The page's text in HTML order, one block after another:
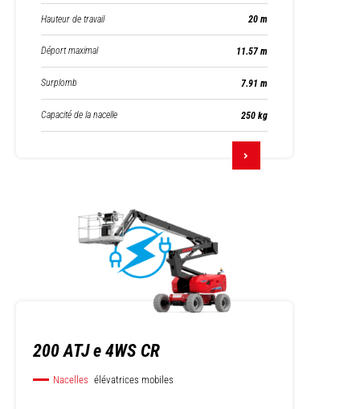
Hauteur de travail 20 m
Déport maximal 11.57 m
Surplomb 7.91 m
Capacité de la nacelle 250 kg
200 ATJ e 4WS CR
Nacelles élévatrices mobiles